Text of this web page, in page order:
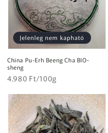
Jelenleg nem kapható
China Pu-Erh Beeng Cha BIO-
sheng
Normál
Egységár
4.980 Ft/100g